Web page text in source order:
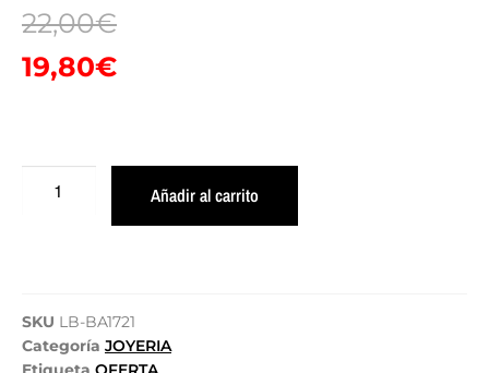
22,00€
19,80€
Añadir al carrito
SKU LB-BA1721
Categoría JOYERIA